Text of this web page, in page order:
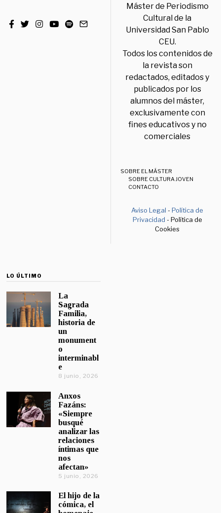
Máster de Periodismo
Cultural de la
Universidad San Pablo
CEU.
Todos los contenidos de
la revista son
redactados, editados y
publicados por los
alumnos del máster,
exclusivamente con
fines educativos y no
comerciales
SOBRE EL MÁSTER
SOBRE CULTURA JOVEN
CONTACTO
Aviso Legal -Política de
Privacidad - Política de
Cookies
LO ÚLTIMO
La
Sagrada
Familia,
historia de
un
monument
o
interminabl
e
8 junio, 2026
Anxos
Fazáns:
«Siempre
busqué
analizar las
relaciones
íntimas que
nos
afectan»
5 junio, 2026
El hijo de la
cómica, el